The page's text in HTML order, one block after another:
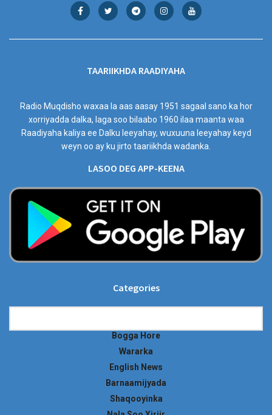
TAARIIKHDA RAADIYAHA
Radio Muqdisho waxaa la aas aasay 1951 sagaal sano ka hor
xorriyadda dalka, laga soo bilaabo 1960 ilaa maanta waa
Raadiyaha kaliya ee Dalku leeyahay, wuxuuna leeyahay keyd
weyn oo ay ku jirto taariikhda wadanka.
LASOO DEG APP-KEENA
Categories
Bogga Hore
Wararka
English News
Barnaamijyada
Shaqooyinka